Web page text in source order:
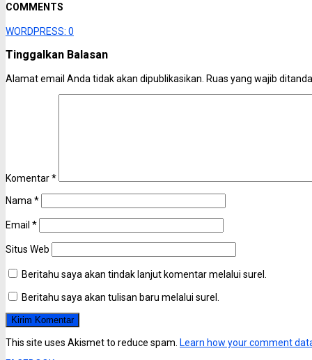
COMMENTS
WORDPRESS: 0
Tinggalkan Balasan
Alamat email Anda tidak akan dipublikasikan. Ruas yang wajib
Komentar*
Nama *
Email *
Situs Web
Beritahu saya akan tindak lanjut komentar melalui surel.
Beritahu saya akan tulisan baru melalui surel.
This site uses Akismet to reduce spam. Learn how your comment